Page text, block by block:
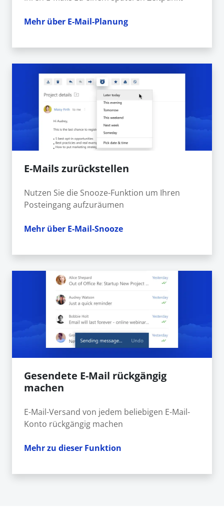
Mehr über E-Mail-Planung
E-Mails zurückstellen
Nutzen Sie die Snooze-Funktion um Ihren
Posteingang aufzuräumen
Mehr über E-Mail-Snooze
Gesendete E-Mail rückgängig
machen
E-Mail-Versand von jedem beliebigen E-Mail-
Konto rückgängig machen
Mehr zu dieser Funktion